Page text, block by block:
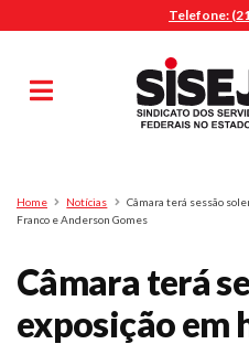
Telefone:
Pesquisa
Home Notícias
Câmara terá sessão
Franco e Anderson Gomes
Câmara terá
exposição em
MENU
Sindicalize-se
Jurídico
O Sindicato
Agenda